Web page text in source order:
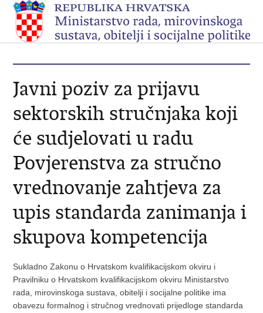
Javni poziv za prijavu
sektorskih stručnjaka koji
će sudjelovati u radu
Povjerenstva za stručno
vrednovanje zahtjeva za
upis standarda zanimanja i
skupova kompetencija
Sukladno Zakonu o Hrvatskom kvalifikacijskom okviru i
Pravilniku o Hrvatskom kvalifikacijskom okviru Ministarstvo
rada, mirovinskoga sustava, obitelji i socijalne politike ima
obavezu formalnog i stručnog vrednovati prijedloge standarda